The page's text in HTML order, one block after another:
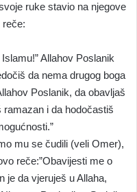
ruke stavio na njegove
reče:
Allahov Poslanik
da nema drugog boga
Poslanik, da obavljaš
i da hodočastiš
mu se čudili (veli Omer),
reče:”Obavijesti me o
je da vjeruješ u Allaha,